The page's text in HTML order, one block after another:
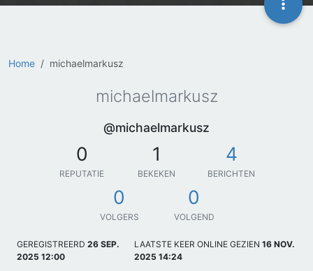
Home michaelmarkusz
michaelmarkusz
@michaelmarkusz
0
REPUTATIE
1
BEKEKEN
4
BERICHTEN
0
VOLGERS
0
VOLGEND
GEREGISTREERD 26 SEP.
2025 12:00
LAATSTE KEER ONLINE GEZIEN 16 NOV.
2025 14:24